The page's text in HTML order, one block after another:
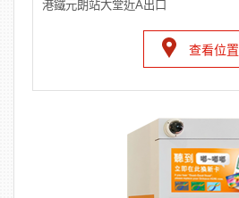
港鐵元朗站大堂近A出口
查看位置